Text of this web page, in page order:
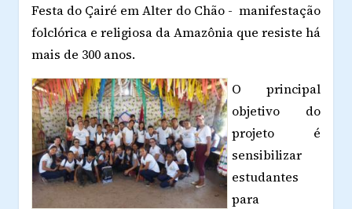
Festa do Çairé em Alter do Chão - manifestação
folclórica e religiosa da Amazônia que resiste há
mais de 300 anos.
O principal
objetivo do
projeto é
sensibilizar
estudantes
para